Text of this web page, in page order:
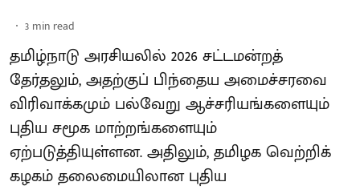
3 min read
தமிழ்நாடு அரசியலில் 2026 சட்டமன்றத்
தேர்தலும், அதற்குப் பிந்தைய அமைச்சரவை
விரிவாக்கமும் பல்வேறு ஆச்சரியங்களையும்
புதிய சமூக மாற்றங்களையும்
ஏற்படுத்தியுள்ளன. அதிலும், தமிழக வெற்றிக்
கழகம் தலைமையிலான புதிய